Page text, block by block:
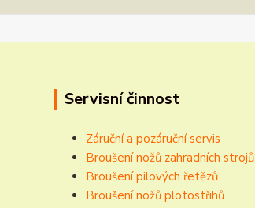
Servisní činnost
Záruční a pozáruční servis
Broušení nožů zahradních strojů
Broušení pilových řetězů
Broušení nožů plotostřihů